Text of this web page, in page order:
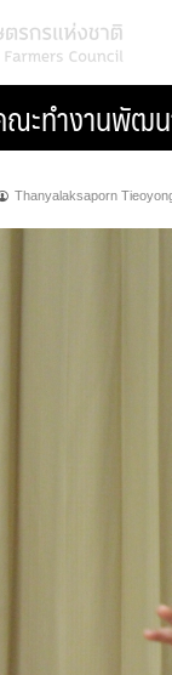
แห่งชาติ
ณะทำงานพัฒ
Thanyalaksaporn